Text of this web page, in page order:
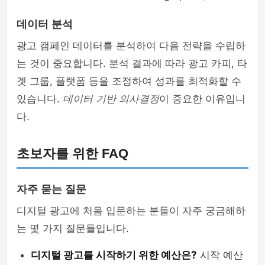
데이터 분석
광고 캠페인 데이터를 분석하여 다음 전략을 수립하
는 것이 중요합니다. 분석 결과에 따라 광고 카피, 타
겟 그룹, 플랫폼 등을 조정하여 성과를 최적화할 수
있습니다. 데이터 기반 의사결정이 중요한 이유입니
다.
초보자를 위한 FAQ
자주 묻는 질문
디지털 광고에 처음 입문하는 분들이 자주 궁금해하
는 몇 가지 질문들입니다.
디지털 광고를 시작하기 위한 예산은? 시작 예산